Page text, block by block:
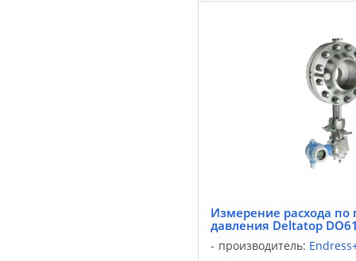
Измерение расхода по
давления Deltatop
производитель: